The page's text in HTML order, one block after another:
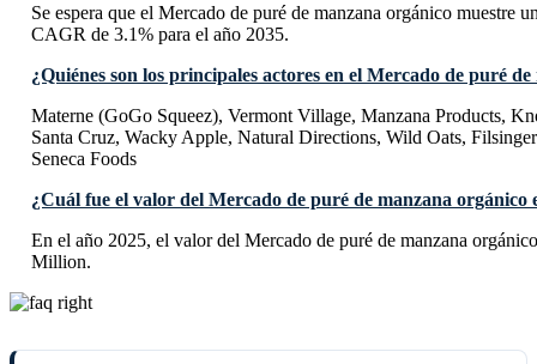
Se espera que el Mercado de puré de manzana orgánico muestre
CAGR de 3.1% para el año 2035.
¿Quiénes son los principales actores en el Mercado de puré
Materne (GoGo Squeez), Vermont Village, Manzana Products,
Santa Cruz, Wacky Apple, Natural Directions, Wild Oats,
Seneca Foods
¿Cuál fue el valor del Mercado de puré de manzana orgánico
En el año 2025, el valor del Mercado de puré de manzana
Million.